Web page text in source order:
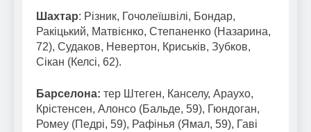
Шахтар: Різник, Гочолеїшвілі, Бондар,
Ракіцький, Матвієнко, Степаненко (Назарина,
72), Судаков, Невертон, Криськів, Зубков,
Сікан (Келсі, 62).
Барселона: тер Штеген, Канселу, Араухо,
Крістенсен, Алонсо (Бальде, 59), Гюндоган,
Ромеу (Педрі, 59), Рафінья (Ямал, 59), Гаві